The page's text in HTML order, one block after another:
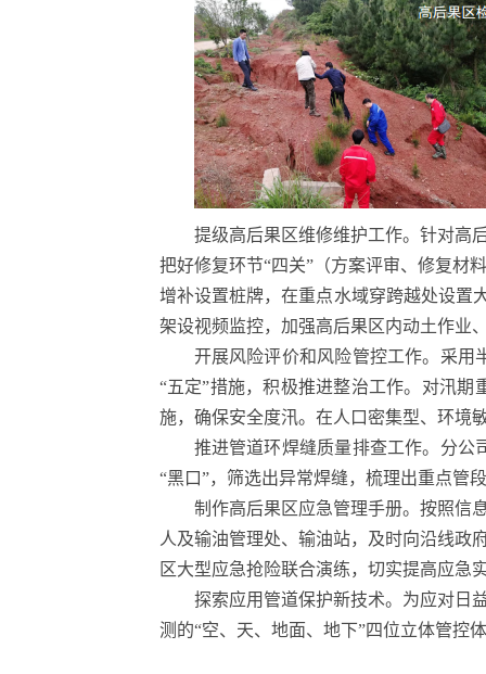
提级高后果区维修维护工作。针对高
把好修复环节“四关”（方案评审、修复材
增补设置桩牌，在重点水域穿跨越处设置
架设视频监控，加强高后果区内动土作业
开展风险评价和风险管控工作。采
“五定”措施，积极推进整治工作。对汛
施，确保安全度汛。在人口密集型、环境
推进管道环焊缝质量排查工作。分公
“黑口”，筛选出异常焊缝，梳理出重点管
制作高后果区应急管理手册。按照信
人及输油管理处、输油站，及时向沿线政
区大型应急抢险联合演练，切实提高应急
探索应用管道保护新技术。为应对日
测的“空、天、地面、地下”四位立体管控